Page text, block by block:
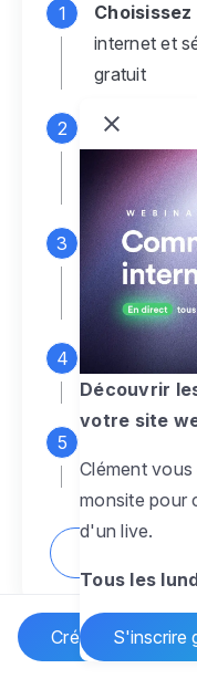
Créer un site
Choisissez
internet et
gratuit
monsite
espace
designpour
à votre
Ajoutez
présenter
pour rendre
Découvrir
votre site
Clément
monsite pour
d'un live.
Tous les
S'inscrire